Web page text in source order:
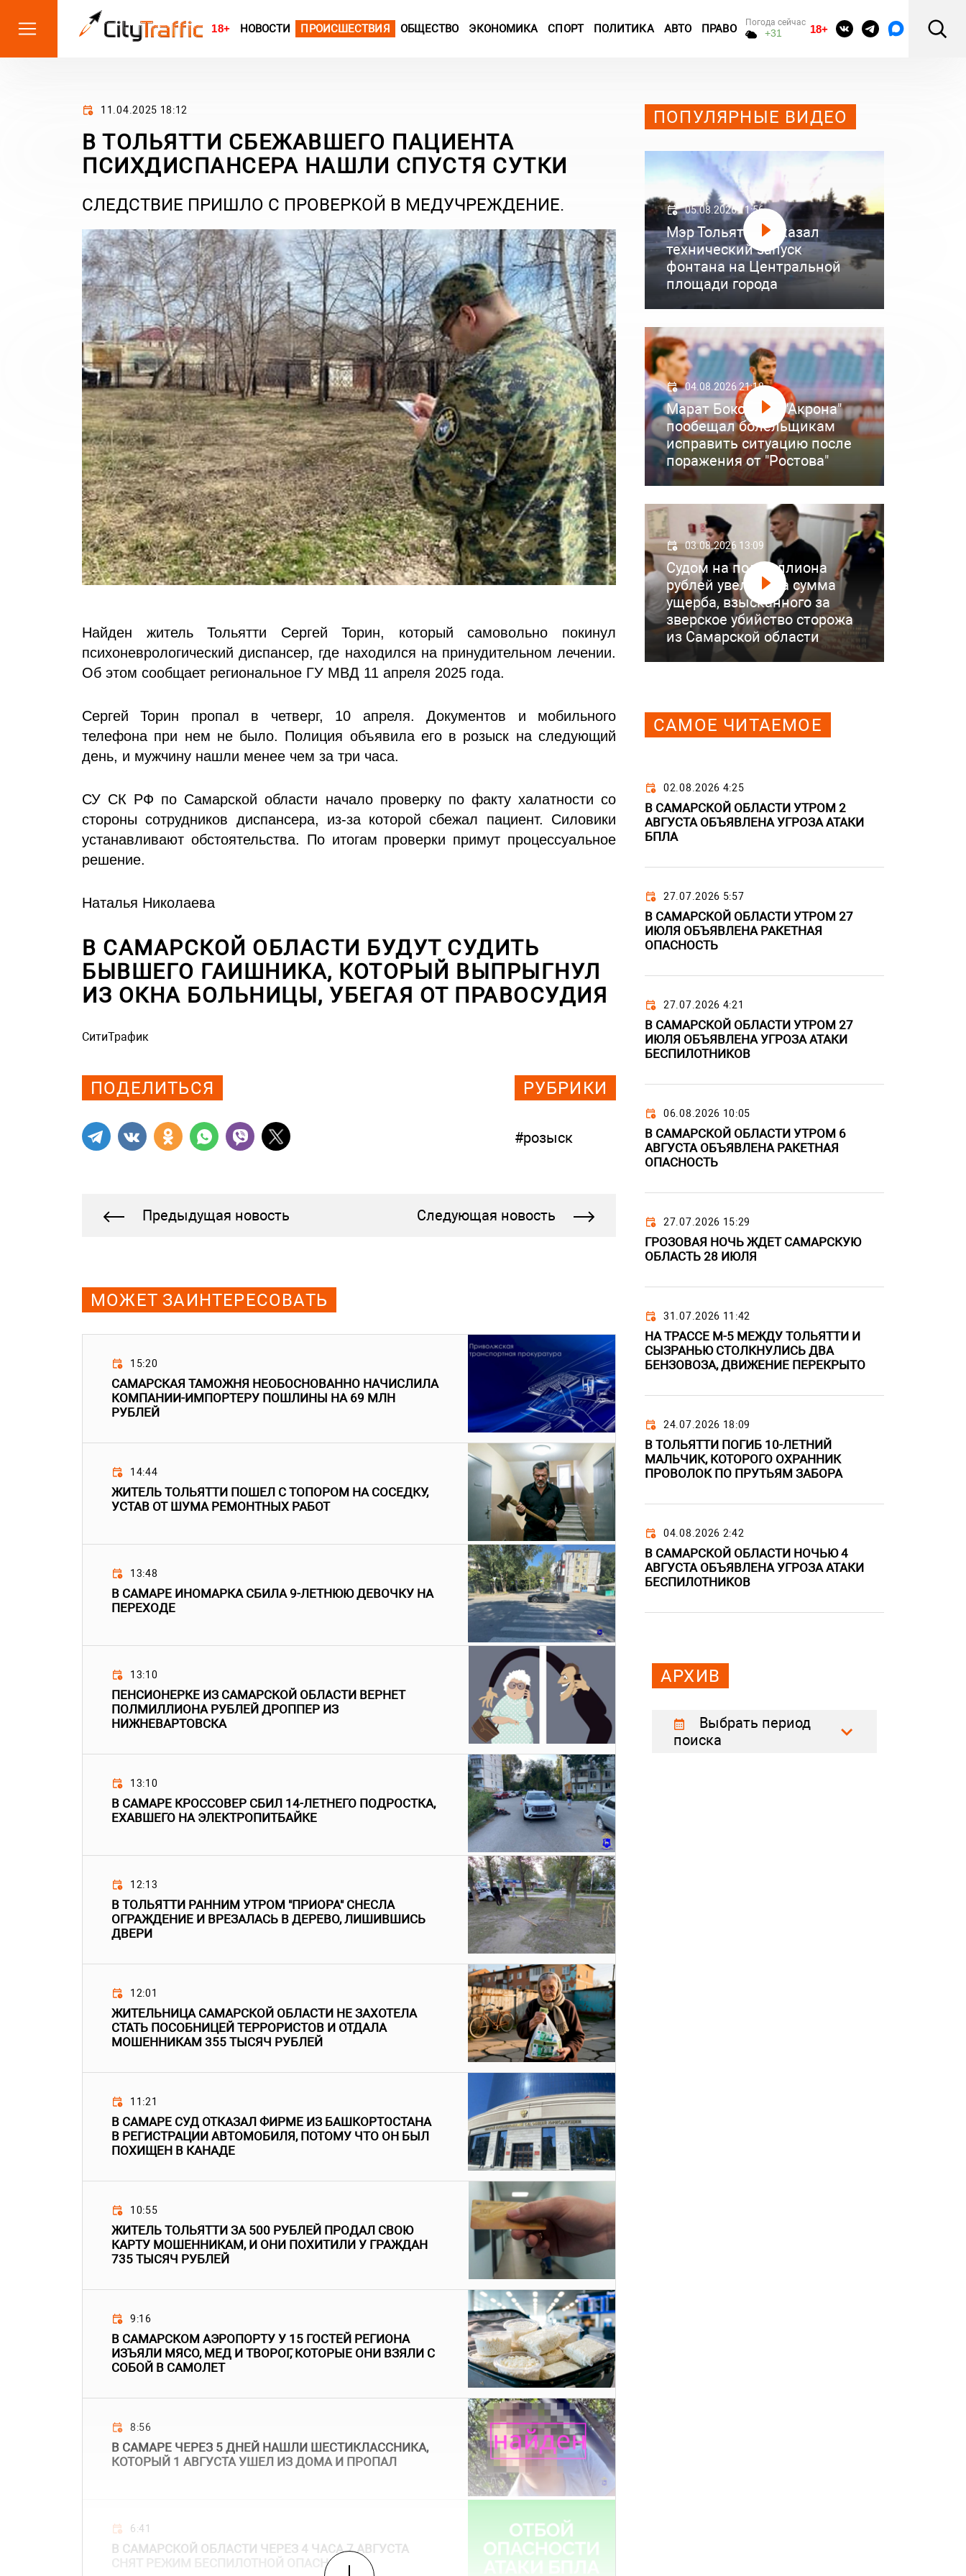
18+ НОВОСТИ ПРОИСШЕСТВИЯ ОБЩЕСТВО ЭКОНОМИКА СПОРТ ПОЛИТИКА АВТО ПРАВО Погода сейчас
+31 18+
11.04.2025 18:12
В ТОЛЬЯТТИ СБЕЖАВШЕГО ПАЦИЕНТА
ПСИХДИСПАНСЕРА НАШЛИ СПУСТЯ СУТКИ
СЛЕДСТВИЕ ПРИШЛО С ПРОВЕРКОЙ В МЕДУЧРЕЖДЕНИЕ.
Найден житель Тольятти Сергей Торин, который самовольно покинул
психоневрологический диспансер, где находился на принудительном лечении.
Об этом сообщает региональное ГУ МВД 11 апреля 2025 года.
Сергей Торин пропал в четверг, 10 апреля. Документов и мобильного
телефона при нем не было. Полиция объявила его в розыск на следующий
день, и мужчину нашли менее чем за три часа.
СУ СК РФ по Самарской области начало проверку по факту халатности со
стороны сотрудников диспансера, из-за которой сбежал пациент. Силовики
устанавливают обстоятельства. По итогам проверки примут процессуальное
решение.
Наталья Николаева
В САМАРСКОЙ ОБЛАСТИ БУДУТ СУДИТЬ
БЫВШЕГО ГАИШНИКА, КОТОРЫЙ ВЫПРЫГНУЛ
ИЗ ОКНА БОЛЬНИЦЫ, УБЕГАЯ ОТ ПРАВОСУДИЯ
СитиТрафик
ПОДЕЛИТЬСЯ РУБРИКИ
#розыск
Предыдущая новость Следующая новость
МОЖЕТ ЗАИНТЕРЕСОВАТЬ
15:20
САМАРСКАЯ ТАМОЖНЯ НЕОБОСНОВАННО НАЧИСЛИЛА
КОМПАНИИ-ИМПОРТЕРУ ПОШЛИНЫ НА 69 МЛН
РУБЛЕЙ
14:44
ЖИТЕЛЬ ТОЛЬЯТТИ ПОШЕЛ С ТОПОРОМ НА СОСЕДКУ,
УСТАВ ОТ ШУМА РЕМОНТНЫХ РАБОТ
13:48
В САМАРЕ ИНОМАРКА СБИЛА 9-ЛЕТНЮЮ ДЕВОЧКУ НА
ПЕРЕХОДЕ
13:10
ПЕНСИОНЕРКЕ ИЗ САМАРСКОЙ ОБЛАСТИ ВЕРНЕТ
ПОЛМИЛЛИОНА РУБЛЕЙ ДРОППЕР ИЗ
НИЖНЕВАРТОВСКА
13:10
В САМАРЕ КРОССОВЕР СБИЛ 14-ЛЕТНЕГО ПОДРОСТКА,
ЕХАВШЕГО НА ЭЛЕКТРОПИТБАЙКЕ
12:13
В ТОЛЬЯТТИ РАННИМ УТРОМ "ПРИОРА" СНЕСЛА
ОГРАЖДЕНИЕ И ВРЕЗАЛАСЬ В ДЕРЕВО, ЛИШИВШИСЬ
ДВЕРИ
12:01
ЖИТЕЛЬНИЦА САМАРСКОЙ ОБЛАСТИ НЕ ЗАХОТЕЛА
СТАТЬ ПОСОБНИЦЕЙ ТЕРРОРИСТОВ И ОТДАЛА
МОШЕННИКАМ 355 ТЫСЯЧ РУБЛЕЙ
11:21
В САМАРЕ СУД ОТКАЗАЛ ФИРМЕ ИЗ БАШКОРТОСТАНА
В РЕГИСТРАЦИИ АВТОМОБИЛЯ, ПОТОМУ ЧТО ОН БЫЛ
ПОХИЩЕН В КАНАДЕ
10:55
ЖИТЕЛЬ ТОЛЬЯТТИ ЗА 500 РУБЛЕЙ ПРОДАЛ СВОЮ
КАРТУ МОШЕННИКАМ, И ОНИ ПОХИТИЛИ У ГРАЖДАН
735 ТЫСЯЧ РУБЛЕЙ
9:16
В САМАРСКОМ АЭРОПОРТУ У 15 ГОСТЕЙ РЕГИОНА
ИЗЪЯЛИ МЯСО, МЕД И ТВОРОГ, КОТОРЫЕ ОНИ ВЗЯЛИ С
СОБОЙ В САМОЛЕТ
8:56
В САМАРЕ ЧЕРЕЗ 5 ДНЕЙ НАШЛИ ШЕСТИКЛАССНИКА,
КОТОРЫЙ 1 АВГУСТА УШЕЛ ИЗ ДОМА И ПРОПАЛ
6:41
В САМАРСКОЙ ОБЛАСТИ ЧЕРЕЗ 4 ЧАСА 7 АВГУСТА
СНЯТ РЕЖИМ БЕСПИЛОТНОЙ ОПАСНОСТИ
ПОПУЛЯРНЫЕ ВИДЕО
05.08.2026 11:56
Мэр Тольятти показал
технический запуск
фонтана на Центральной
площади города
04.08.2026 21:18
Марат Бокоев из "Акрона"
пообещал болельщикам
исправить ситуацию после
поражения от "Ростова"
03.08.2026 13:09
Судом на полмиллиона
рублей увеличена сумма
ущерба, взысканного за
зверское убийство сторожа
из Самарской области
САМОЕ ЧИТАЕМОЕ
02.08.2026 4:25
В САМАРСКОЙ ОБЛАСТИ УТРОМ 2
АВГУСТА ОБЪЯВЛЕНА УГРОЗА АТАКИ
БПЛА
27.07.2026 5:57
В САМАРСКОЙ ОБЛАСТИ УТРОМ 27
ИЮЛЯ ОБЪЯВЛЕНА РАКЕТНАЯ
ОПАСНОСТЬ
27.07.2026 4:21
В САМАРСКОЙ ОБЛАСТИ УТРОМ 27
ИЮЛЯ ОБЪЯВЛЕНА УГРОЗА АТАКИ
БЕСПИЛОТНИКОВ
06.08.2026 10:05
В САМАРСКОЙ ОБЛАСТИ УТРОМ 6
АВГУСТА ОБЪЯВЛЕНА РАКЕТНАЯ
ОПАСНОСТЬ
27.07.2026 15:29
ГРОЗОВАЯ НОЧЬ ЖДЕТ САМАРСКУЮ
ОБЛАСТЬ 28 ИЮЛЯ
31.07.2026 11:42
НА ТРАССЕ М-5 МЕЖДУ ТОЛЬЯТТИ И
СЫЗРАНЬЮ СТОЛКНУЛИСЬ ДВА
БЕНЗОВОЗА, ДВИЖЕНИЕ ПЕРЕКРЫТО
24.07.2026 18:09
В ТОЛЬЯТТИ ПОГИБ 10-ЛЕТНИЙ
МАЛЬЧИК, КОТОРОГО ОХРАННИК
ПРОВОЛОК ПО ПРУТЬЯМ ЗАБОРА
04.08.2026 2:42
В САМАРСКОЙ ОБЛАСТИ НОЧЬЮ 4
АВГУСТА ОБЪЯВЛЕНА УГРОЗА АТАКИ
БЕСПИЛОТНИКОВ
АРХИВ
Выбрать период
поиска